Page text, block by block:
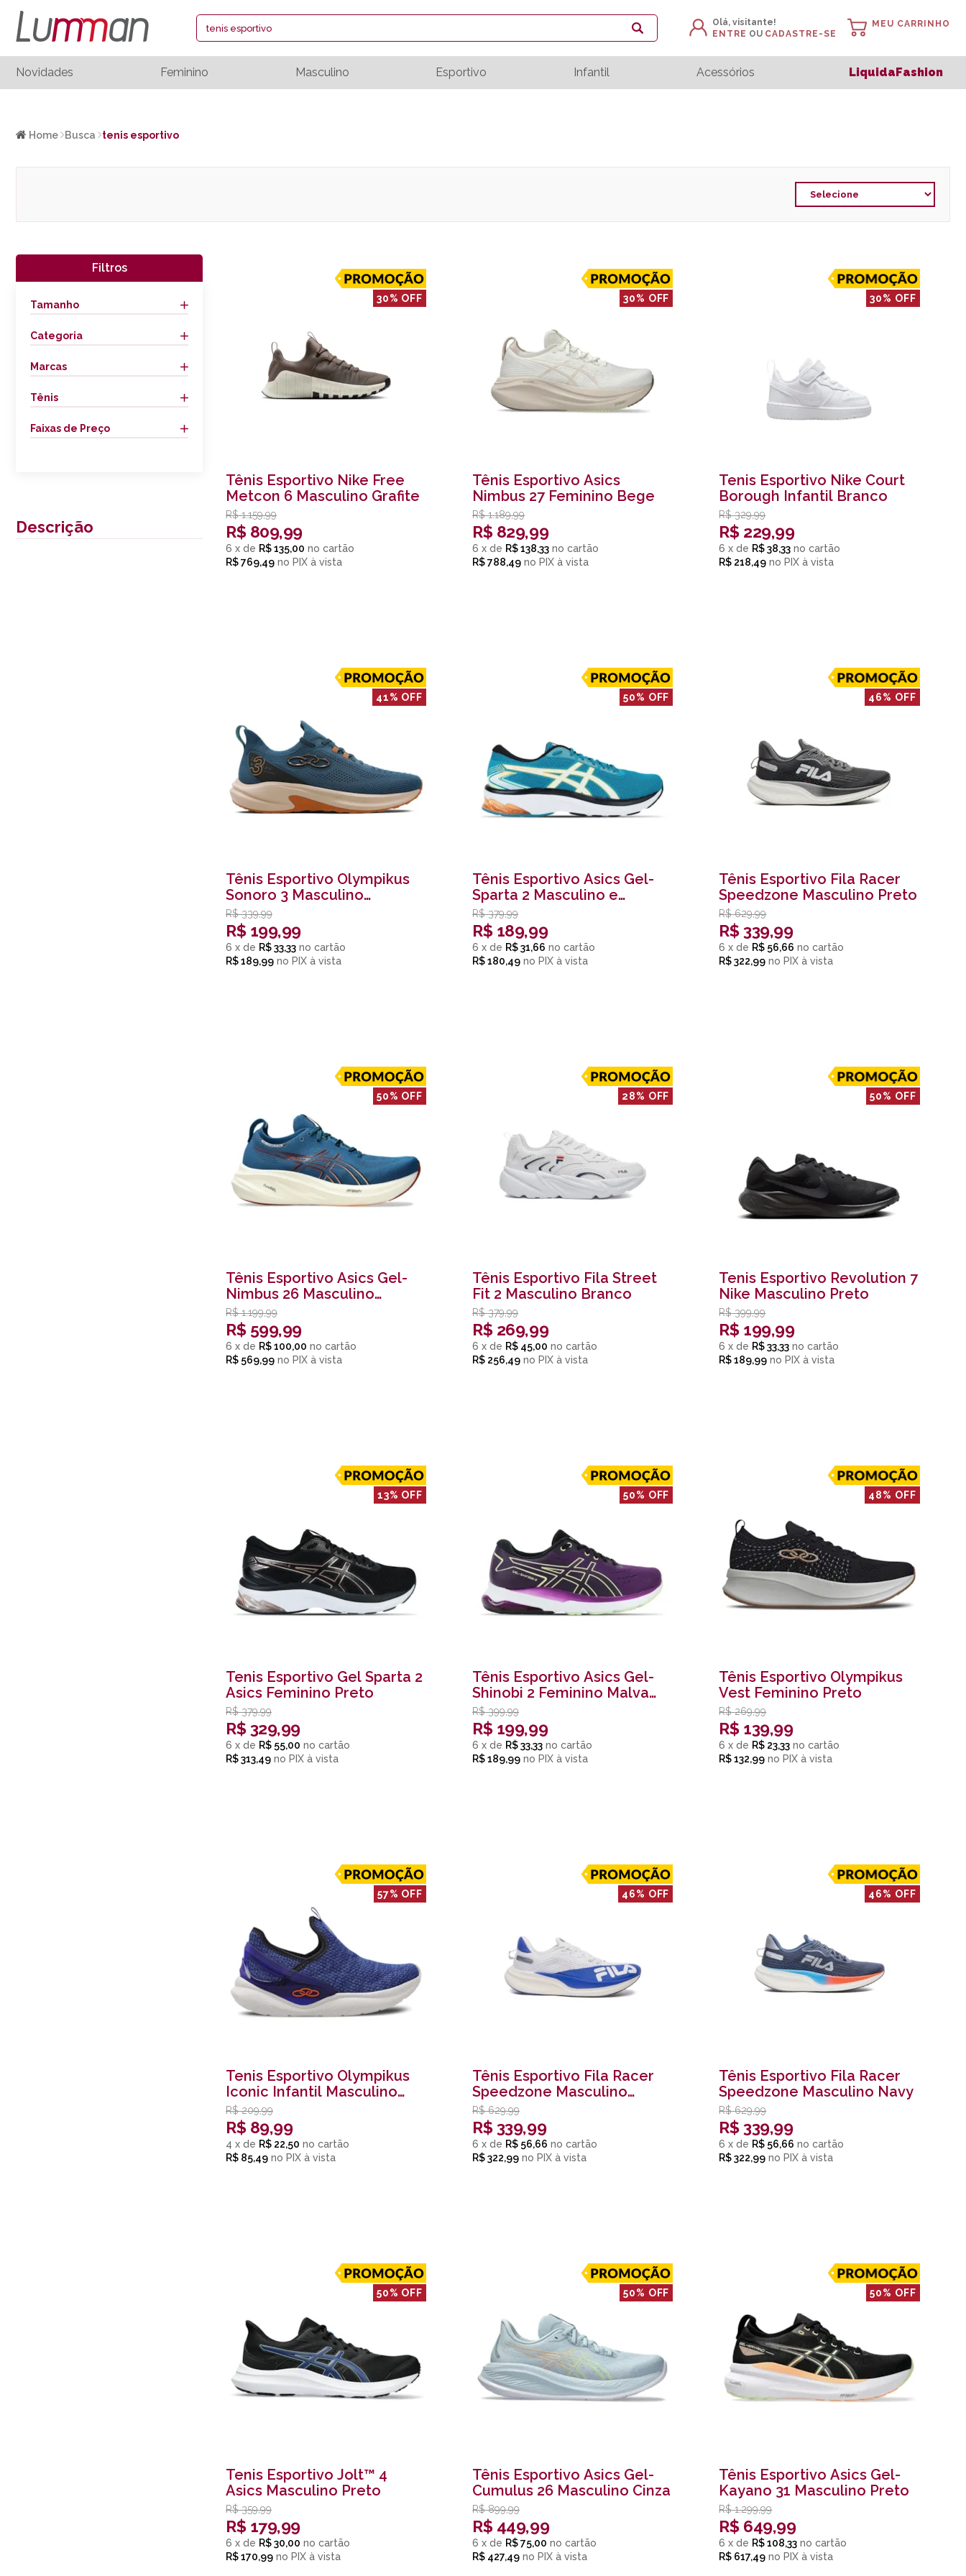
Olá, visitante!
ENTRE OU CADASTRE-SE
MEU CARRINHO
Novidades Feminino Masculino Esportivo Infantil Acessórios LiquidaFashion
Home Busca tenis esportivo
Filtros
Tamanho
Categoria
Marcas
Tênis
Faixas de Preço
Descrição
30% OFF
Tênis Esportivo Nike Free
Metcon 6 Masculino Grafite
R$ 1.159,99
R$ 809,99
6 x de R$ 135,00
R$ 769,49 no PIX
30% OFF
Tênis Esportivo Asics
Nimbus 27 Feminino Bege
R$ 1.189,99
R$ 829,99
6 x de R$ 138,33
R$ 788,49 no PIX
30% OFF
Tenis Esportivo Nike Court
Borough Infantil Branco
R$ 329,99
R$ 229,99
6 x de R$ 38,33
R$ 218,49 no PIX
41% OFF
Tênis Esportivo Olympikus
Sonoro 3 Masculino
Atlantico
R$ 339,99
R$ 199,99
6 x de R$ 33,33
R$ 189,99 no PIX
50% OFF
Tênis Esportivo Asics Gel-
Sparta 2 Masculino e
Laranja Azul
R$ 379,99
R$ 189,99
6 x de R$ 31,66
R$ 180,49 no PIX
46% OFF
Tênis Esportivo Fila Racer
Speedzone Masculino Preto
R$ 629,99
R$ 339,99
6 x de R$ 56,66
R$ 322,99 no PIX
50% OFF
Tênis Esportivo Asics Gel-
Nimbus 26 Masculino
Marinho
R$ 1.199,99
R$ 599,99
6 x de R$ 100,00
R$ 569,99 no PIX
28% OFF
Tênis Esportivo Fila Street
Fit 2 Masculino Branco
R$ 379,99
R$ 269,99
6 x de R$ 45,00
R$ 256,49 no PIX
50% OFF
Tenis Esportivo Revolution 7
Nike Masculino Preto
R$ 399,99
R$ 199,99
6 x de R$ 33,33
R$ 189,99 no PIX
13% OFF
Tenis Esportivo Gel Sparta 2
Asics Feminino Preto
R$ 379,99
R$ 329,99
6 x de R$ 55,00
R$ 313,49 no PIX
50% OFF
Tênis Esportivo Asics Gel-
Shinobi 2 Feminino Malva
Roxo
R$ 399,99
R$ 199,99
6 x de R$ 33,33
R$ 189,99 no PIX
48% OFF
Tênis Esportivo Olympikus
Vest Feminino Preto
R$ 269,99
R$ 139,99
6 x de R$ 23,33
R$ 132,99 no PIX
57% OFF
Tenis Esportivo Olympikus
Iconic Infantil Masculino
Blue
R$ 209,99
R$ 89,99
4 x de R$ 22,50
R$ 85,49 no PIX
46% OFF
Tênis Esportivo Fila Racer
Speedzone Masculino
Branco
R$ 629,99
R$ 339,99
6 x de R$ 56,66
R$ 322,99 no PIX
46% OFF
Tênis Esportivo Fila Racer
Speedzone Masculino Navy
R$ 629,99
R$ 339,99
6 x de R$ 56,66
R$ 322,99 no PIX
50% OFF
Tenis Esportivo Jolt™ 4
Asics Masculino Preto
R$ 359,99
R$ 179,99
6 x de R$ 30,00
R$ 170,99 no PIX
50% OFF
Tênis Esportivo Asics Gel-
Cumulus 26 Masculino Cinza
R$ 899,99
R$ 449,99
6 x de R$ 75,00
R$ 427,49 no PIX
50% OFF
Tênis Esportivo Asics Gel-
Kayano 31 Masculino Preto
R$ 1.299,99
R$ 649,99
6 x de R$ 108,33
R$ 617,49 no PIX